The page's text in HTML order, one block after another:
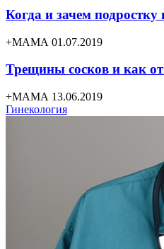
Когда и зачем
+МАМА 01.07.2019
Трещины сосков и как
+МАМА 13.06.2019
Гинекология